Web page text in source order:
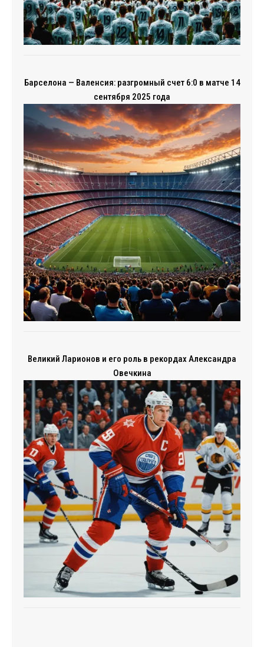
Барселона — Валенсия: разгромный счет 6:0 в матче 14
сентября 2025 года
Великий Ларионов и его роль в рекордах Александра
Овечкина